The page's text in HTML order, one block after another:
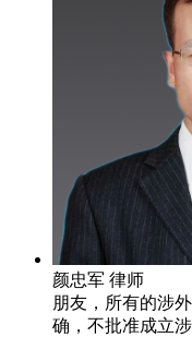
颜忠军 律师
朋友，所有的涉
确，不批准成立